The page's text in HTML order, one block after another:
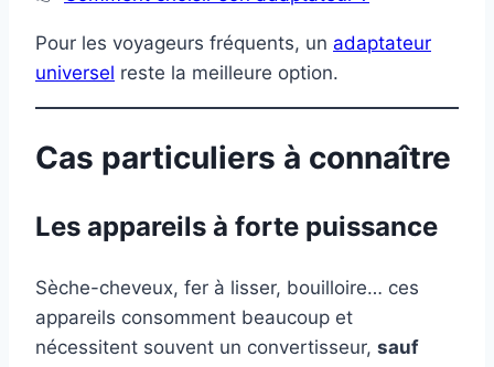
Pour les voyageurs fréquents, un adaptateur
universel reste la meilleure option.
Cas particuliers à connaître
Les appareils à forte puissance
Sèche-cheveux, fer à lisser, bouilloire… ces
appareils consomment beaucoup et
nécessitent souvent un convertisseur, sauf